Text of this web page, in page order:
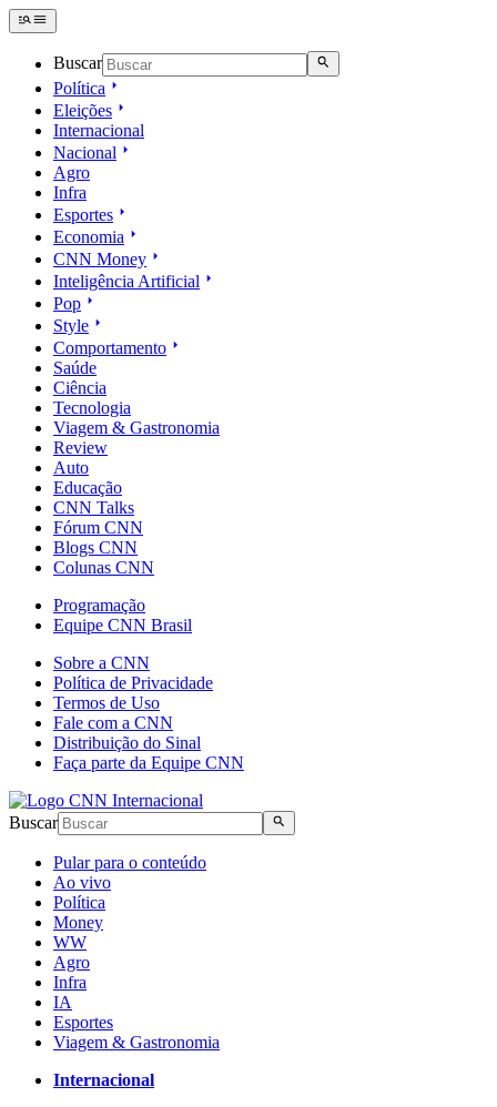
Buscar
Política
Eleições
Internacional
Nacional
Agro
Infra
Esportes
Economia
CNN Money
Inteligência Artificial
Pop
Style
Comportamento
Saúde
Ciência
Tecnologia
Viagem & Gastronomia
Review
Auto
Educação
CNN Talks
Fórum CNN
Blogs CNN
Colunas CNN
Programação
Equipe CNN Brasil
Sobre a CNN
Política de Privacidade
Termos de Uso
Fale com a CNN
Distribuição do Sinal
Faça parte da Equipe CNN
Buscar
Pular para o conteúdo
Ao vivo
Política
Money
WW
Agro
Infra
IA
Esportes
Viagem & Gastronomia
Internacional